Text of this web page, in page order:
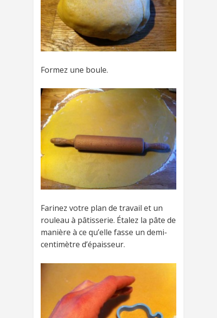
Formez une boule.
Farinez votre plan de travail et un
rouleau à pâtisserie. Étalez la pâte de
manière à ce qu’elle fasse un demi-
centimètre d’épaisseur.